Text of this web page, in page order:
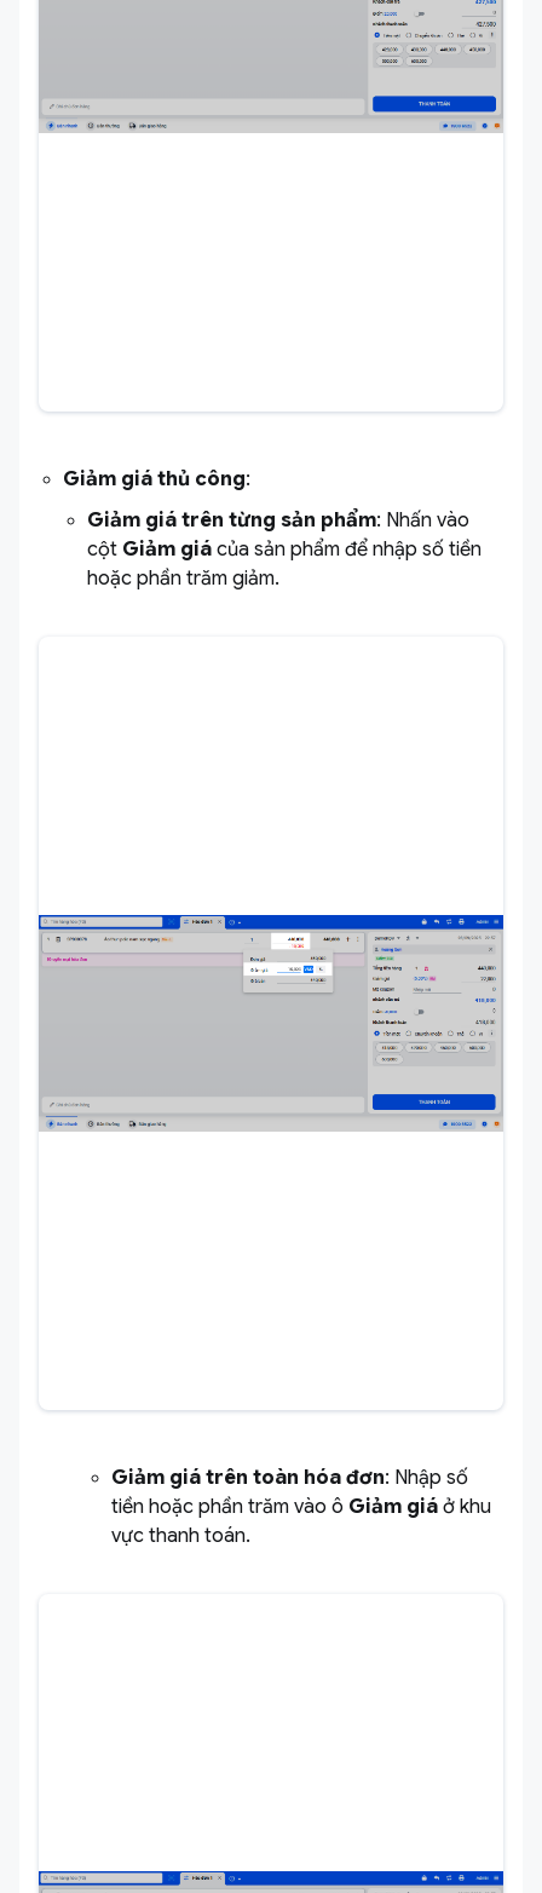
Giảm giá thủ công:
Giảm giá trên từng sản phẩm: Nhấn vào
cột Giảm giá của sản phẩm để nhập số tiền
hoặc phần trăm giảm.
Giảm giá trên toàn hóa đơn: Nhập số
tiền hoặc phần trăm vào ô Giảm giá ở khu
vực thanh toán.